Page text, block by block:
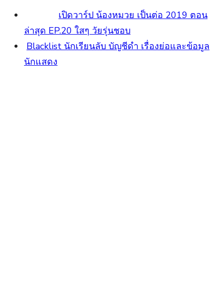
เปิดวาร์ป น้องหมวย เป็นต่อ 2019 ตอน
ล่าสุด EP.20 ใสๆ วัยรุ่นชอบ
Blacklist นักเรียนลับ บัญชีดำ เรื่องย่อและข้อมูล
นักแสดง